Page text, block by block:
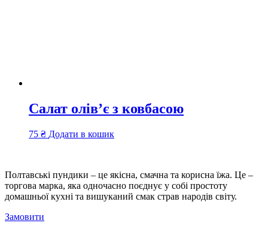
Салат олів’є з ковбасою
75 ₴ Додати в кошик
Полтавські пундики – це якісна, смачна та корисна їжа. Це –
торгова марка, яка одночасно поєднує у собі простоту
домашньої кухні та вишуканий смак страв народів світу.
Замовити